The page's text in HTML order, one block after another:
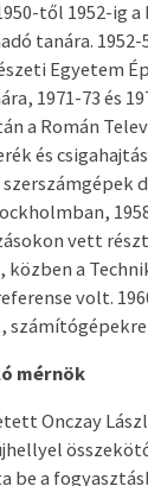
től 1952-ig
tanára.
Egyetem
1971-73 és
a Román
és
vett
a
volt.
mérnök
Onczay
be a